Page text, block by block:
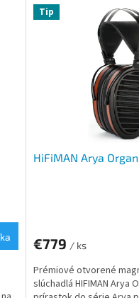
Tip
HiFiMAN Arya
€779 / ks
Prémiové otvorené
slúchadlá HIFIMAN Arya